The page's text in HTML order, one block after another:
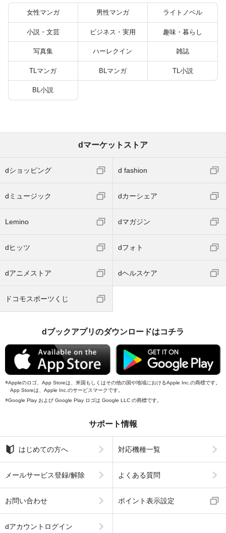
女性マンガ 男性マンガ ライトノベル
小説・文芸 ビジネス・実用 趣味・暮らし
写真集 ハーレクイン 雑誌
TLマンガ BLマンガ TL小説
BL小説
dマーケットストア
dショッピング d fashion
dミュージック dカーシェア
Lemino dマガジン
dヒッツ dフォト
dアニメストア dヘルスケア
ドコモスポーツくじ
dブックアプリのダウンロードはコチラ
Appleのロゴ、App Storeは、米国もしくはその他の国や地域におけるApple Inc.の商標です。
App Storeは、Apple Inc.のサービスマークです。
Google Play および Google Play ロゴは Google LLC の商標です。
サポート情報
はじめての方へ 対応機種一覧
メールサービス登録/解除 よくある質問
お問い合わせ ポイント表示設定
dアカウントログイン